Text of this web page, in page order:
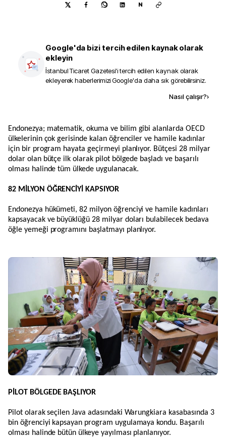
N
Google'da bizi tercih edilen kaynak olarak
ekleyin
İstanbul Ticaret Gazetesi'i tercih edilen kaynak olarak
ekleyerek haberlerimizi Google'da daha sık görebilirsiniz.
Nasıl çalışır?›
Endonezya; matematik, okuma ve bilim gibi alanlarda OECD
ülkelerinin çok gerisinde kalan öğrenciler ve hamile kadınlar
için bir program hayata geçirmeyi planlıyor. Bütçesi 28 milyar
dolar olan bütçe ilk olarak pilot bölgede başladı ve başarılı
olması halinde tüm ülkede uygulanacak.
82 MİLYON ÖĞRENCİYİ KAPSIYOR
Endonezya hükümeti, 82 milyon öğrenciyi ve hamile kadınları
kapsayacak ve büyüklüğü 28 milyar doları bulabilecek bedava
öğle yemeği programını başlatmayı planlıyor.
PİLOT BÖLGEDE BAŞLIYOR
Pilot olarak seçilen Java adasındaki Warungkiara kasabasında 3
bin öğrenciyi kapsayan program uygulamaya kondu. Başarılı
olması halinde bütün ülkeye yayılması planlanıyor.